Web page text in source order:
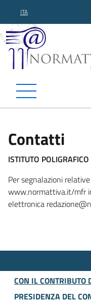
ITA
Contatti
ISTITUTO
Per segnalazioni
www.normattiva.it/mfr
elettronica redaz
CON IL CONTRIBUTO
PRESIDENZA DEL